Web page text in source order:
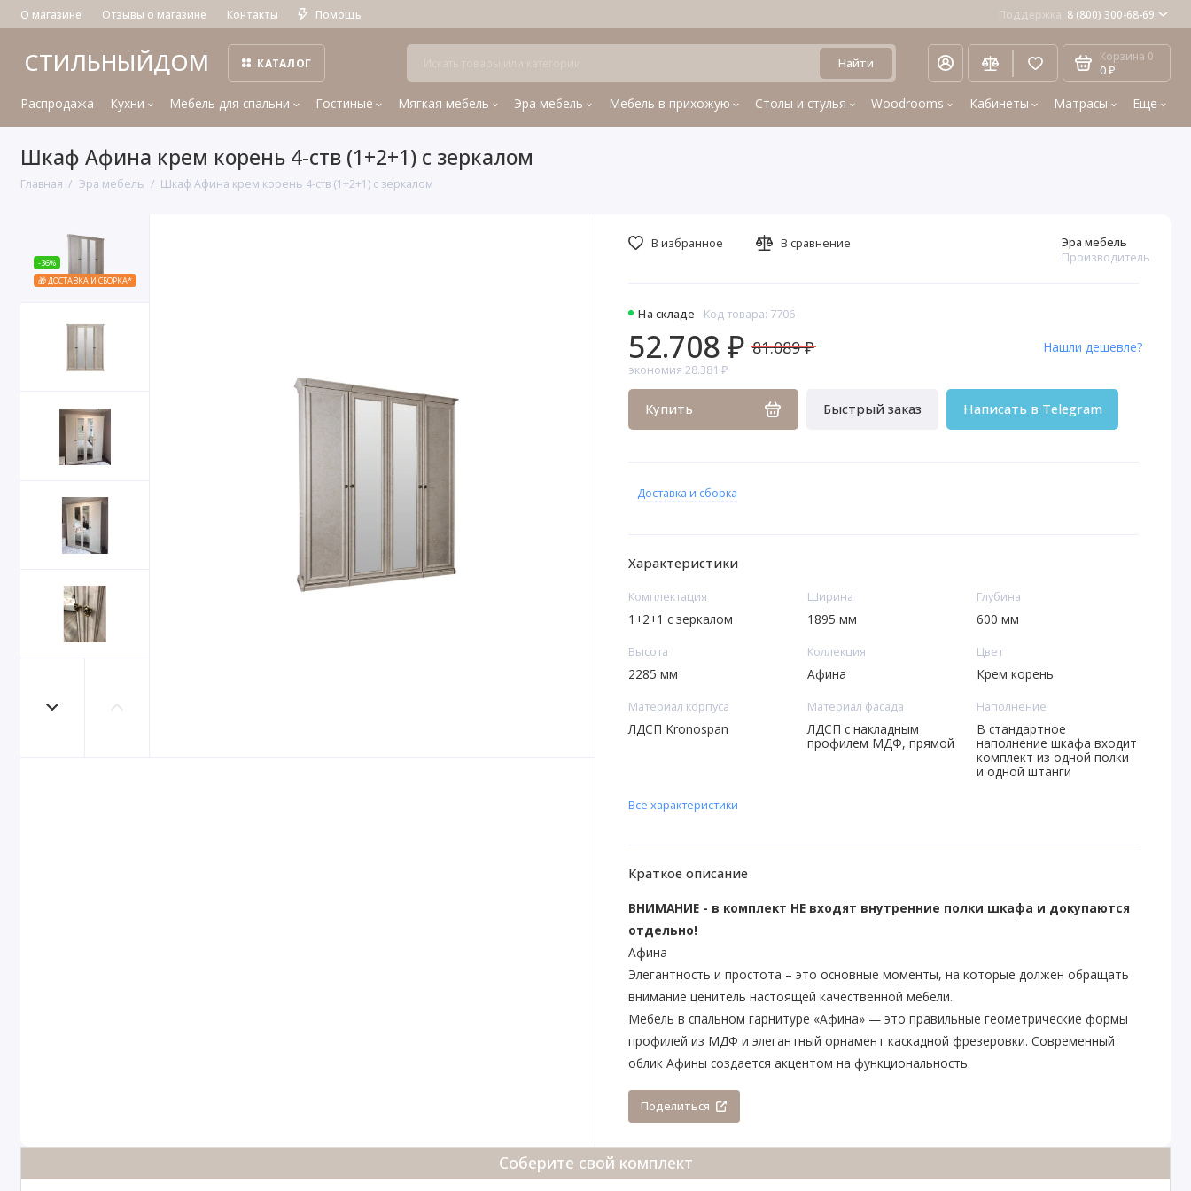
О магазине Отзывы о магазине Контакты Помощь Поддержка 8 (800) 300-68-69
СТИЛЬНЫЙДОМ КАТАЛОГ Найти Корзина 0
0 ₽
Распродажа Кухни Мебель для спальни Гостиные Мягкая мебель Эра мебель Мебель в прихожую Столы и стулья Woodrooms Кабинеты Матрасы Еще
Шкаф Афина крем корень 4-ств (1+2+1) с зеркалом
Главная Эра мебель Шкаф Афина крем корень 4-ств (1+2+1) с зеркалом
-36%
🎁 ДОСТАВКА И СБОРКА*
На складе Код товара: 7706
Эра мебель
Производитель
52.708 ₽ 81.089 ₽
экономия 28.381 ₽
Купить Быстрый заказ Написать в Telegram
Нашли дешевле?
В избранное В сравнение
Доставка и сборка
Характеристики
Комплектация
1+2+1 с зеркалом
Ширина
1895 мм
Глубина
600 мм
Высота
2285 мм
Коллекция
Афина
Цвет
Крем корень
Материал корпуса
ЛДСП Kronospan
Материал фасада
ЛДСП с накладным
профилем МДФ, прямой
Наполнение
В стандартное
наполнение шкафа входит
комплект из одной полки
и одной штанги
Все характеристики
Краткое описание
ВНИМАНИЕ - в комплект НЕ входят внутренние полки шкафа и докупаются
отдельно!
Афина
Элегантность и простота – это основные моменты, на которые должен обращать
внимание ценитель настоящей качественной мебели.
Мебель в спальном гарнитуре «Афина» — это правильные геометрические формы
профилей из МДФ и элегантный орнамент каскадной фрезеровки. Современный
облик Афины создается акцентом на функциональность.
Поделиться
Соберите свой комплект